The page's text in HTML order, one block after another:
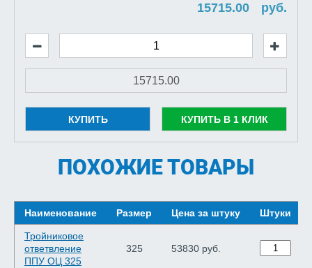
руб.
КУПИТЬ КУПИТЬ В 1 КЛИК
ПОХОЖИЕ ТОВАРЫ
Наименование Размер Цена за штуку Штуки
Тройниковое
ответвление
ППУ ОЦ 325
325 53830 руб.